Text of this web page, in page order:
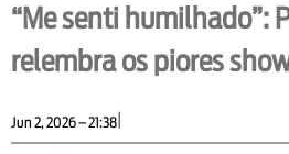
“Me senti humilhado”:
relembra os piores
Jun 2, 2026 – 21:38|